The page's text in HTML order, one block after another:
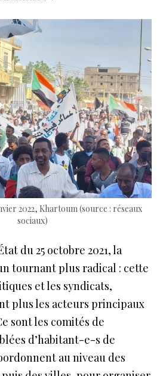
2022, Khartoum (source : réseaux
sociaux)
du 25 octobre 2021, la
tournant plus radical : cette
et les syndicats,
plus les acteurs principaux
sont les comités de
d’habitant-e-s de
au niveau des